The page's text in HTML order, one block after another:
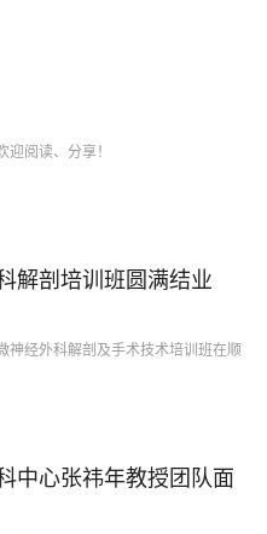
阅读、分享！
解剖培训班圆满结业
神经外科解剖及手术技术培训班在顺
中心张祎年教授团队面